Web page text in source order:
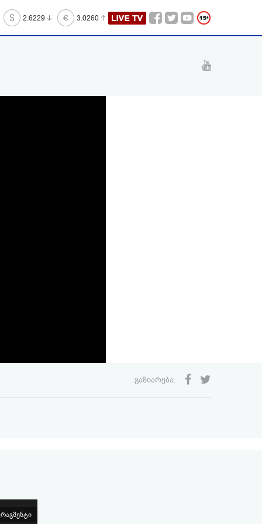
2.6229 3.0260
გაზიარება: